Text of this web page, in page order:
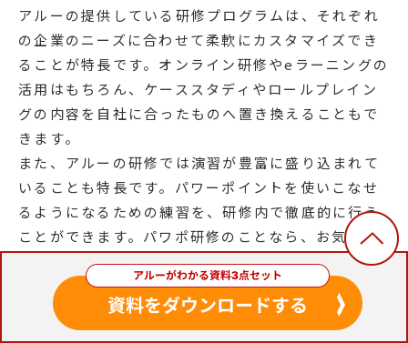
アルーの提供している研修プログラムは、それぞれ
の企業のニーズに合わせて柔軟にカスタマイズでき
ることが特長です。オンライン研修やeラーニングの
活用はもちろん、ケーススタディやロールプレイン
グの内容を自社に合ったものへ置き換えることもで
きます。
また、アルーの研修では演習が豊富に盛り込まれて
いることも特長です。パワーポイントを使いこなせ
るようになるための練習を、研修内で徹底的に行う
ことができます。パワポ研修のことなら、お気軽に
アルーまでご相談ください。
アルーで提供しているeラーニング教材
「Microsoft PowerPoint ベーシック編」につい